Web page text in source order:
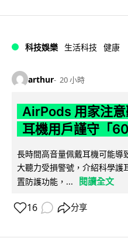
科技娛樂 生活科技 健康
arthur 20 小時
AirPods 用家注
耳機用戶謹守「
長時間高音量佩戴耳機可能導
大聽力受損警號，介紹科學
置防護功能，...
閱讀全文
16 分享